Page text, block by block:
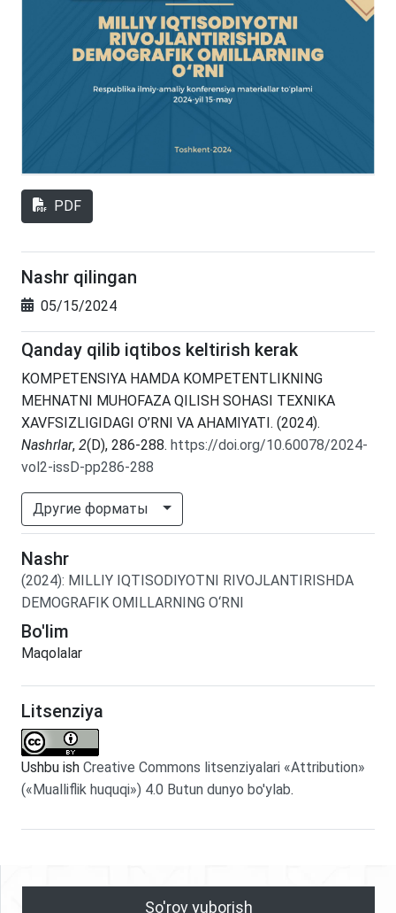
PDF
Nashr qilingan
05/15/2024
Qanday qilib iqtibos keltirish kerak
KOMPETENSIYA HAMDA KOMPETENTLIKNING
MEHNATNI MUHOFAZA QILISH SOHASI TEXNIKA
XAVFSIZLIGIDAGI O’RNI VA AHAMIYATI. (2024).
Nashrlar, 2(D), 286-288. https://doi.org/10.60078/2024-
vol2-issD-pp286-288
Другие форматы
Nashr
(2024): MILLIY IQTISODIYOTNI RIVOJLANTIRISHDA
DEMOGRAFIK OMILLARNING O‘RNI
Bo'lim
Maqolalar
Litsenziya
Ushbu ish Creative Commons litsenziyalari «Attribution»
(«Mualliflik huquqi») 4.0 Butun dunyo bo'ylab.
So'rov yuborish